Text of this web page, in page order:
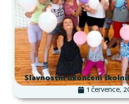
Slavnostní ukončení
1 července,